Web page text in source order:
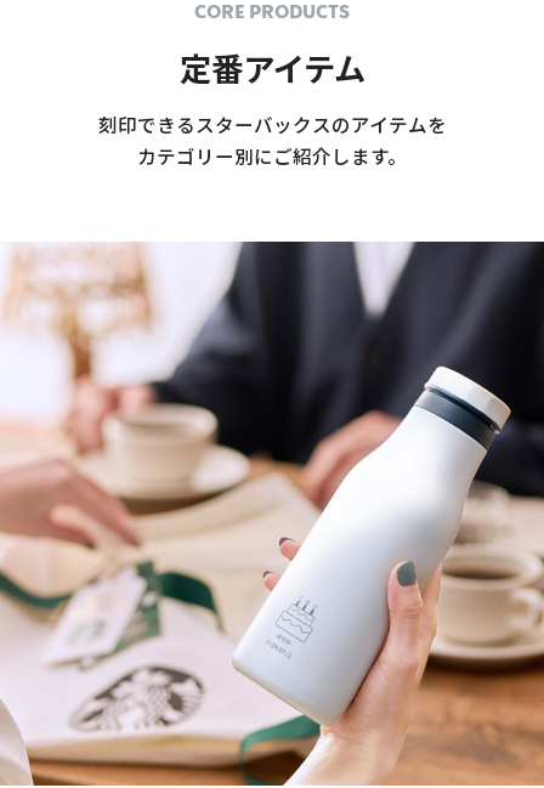
CORE PRODUCTS
定番アイテム
刻印できるスターバックスのアイテムを
カテゴリー別にご紹介します。